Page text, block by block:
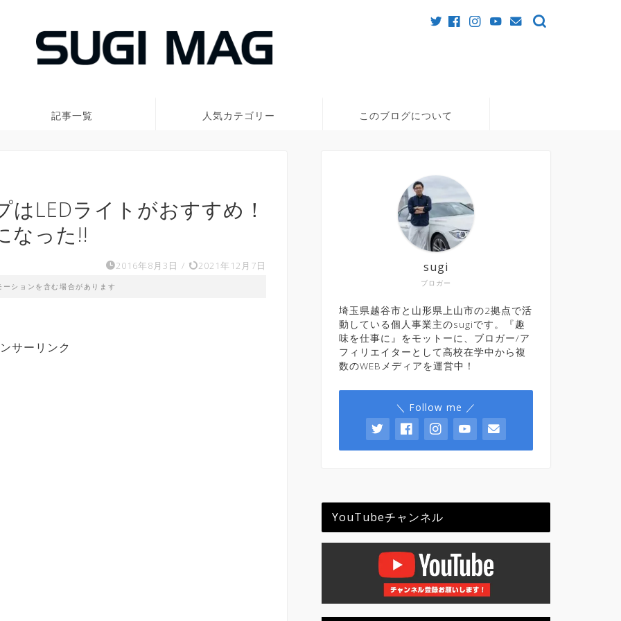
記事一覧 人気カテゴリー このブログについて
LEDライトがおすすめ！
なった!!
2016年8月3日 / 2021年12月7日
ションを含む場合があります
サーリンク
ブロガー
sugi
埼玉県越谷市と山形県上山市の2拠点で活
動している個人事業主のsugiです。『趣
味を仕事に』をモットーに、ブロガー/ア
フィリエイターとして高校在学中から複
数のWEBメディアを運営中！
＼ Follow me ／
YouTubeチャンネル